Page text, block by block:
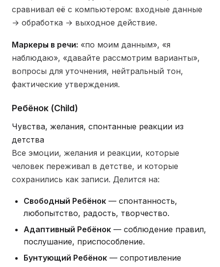
сравнивал её с компьютером: входные данные
→ обработка → выходное действие.
Маркеры в речи: «по моим данным», «я
наблюдаю», «давайте рассмотрим варианты»,
вопросы для уточнения, нейтральный тон,
фактические утверждения.
Ребёнок (Child)
Чувства, желания, спонтанные реакции из
детства
Все эмоции, желания и реакции, которые
человек переживал в детстве, и которые
сохранились как записи. Делится на:
Свободный Ребёнок — спонтанность,
любопытство, радость, творчество.
Адаптивный Ребёнок — соблюдение правил,
послушание, приспособление.
Бунтующий Ребёнок — сопротивление